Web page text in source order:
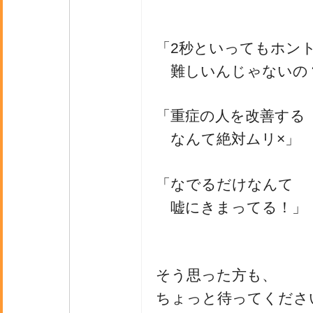
「2秒といってもホン
難しいんじゃないの
「重症の人を改善する
なんて絶対ムリ×」
「なでるだけなんて
嘘にきまってる！」
そう思った方も、
ちょっと待ってくださ